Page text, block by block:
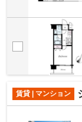
賃貸 | マンション